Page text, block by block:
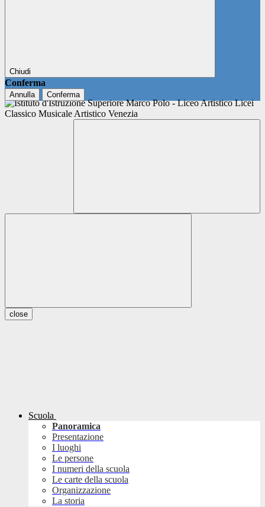
Chiudi
Conferma
Annulla Conferma
close
Scuola
Panoramica
Presentazione
I luoghi
Le persone
I numeri della scuola
Le carte della scuola
Organizzazione
La storia